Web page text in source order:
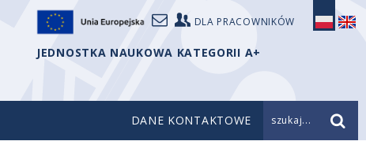
DLA PRACOWNIKÓW
JEDNOSTKA NAUKOWA KATEGORII A+
DANE KONTAKTOWE szukaj...